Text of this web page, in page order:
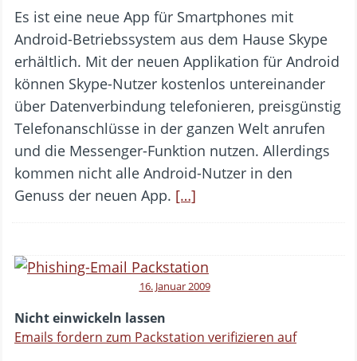
Es ist eine neue App für Smartphones mit
Android-Betriebssystem aus dem Hause Skype
erhältlich. Mit der neuen Applikation für Android
können Skype-Nutzer kostenlos untereinander
über Datenverbindung telefonieren, preisgünstig
Telefonanschlüsse in der ganzen Welt anrufen
und die Messenger-Funktion nutzen. Allerdings
kommen nicht alle Android-Nutzer in den
Genuss der neuen App. […]
16. Januar 2009
Nicht einwickeln lassen
Emails fordern zum Packstation verifizieren auf